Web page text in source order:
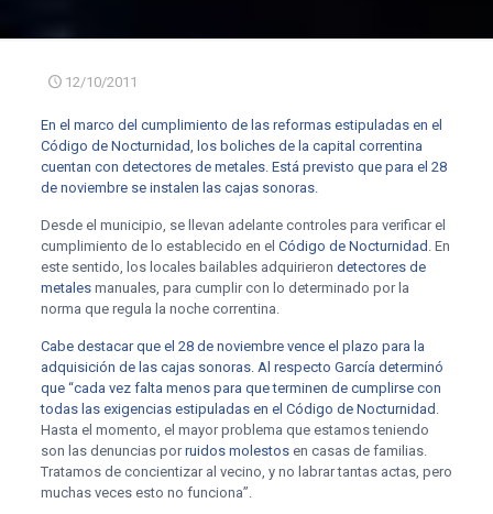
12/10/2011
En el marco del cumplimiento de las reformas estipuladas en el
Código de Nocturnidad, los boliches de la capital correntina
cuentan con detectores de metales. Está previsto que para el 28
de noviembre se instalen las cajas sonoras.
Desde el municipio, se llevan adelante controles para verificar el
cumplimiento de lo establecido en el Código de Nocturnidad . En
este sentido, los locales bailables adquirieron detectores de
metalesmanuales, para cumplir con lo determinado por la
norma que regula la noche correntina.
Cabe destacar que el 28 de noviembre vence el plazo para la
adquisición de las cajas sonoras. Al respecto García determinó
que “cada vez falta menos para que terminen de cumplirse con
todas las exigencias estipuladas en el Código de Nocturnidad .
Hasta el momento, el mayor problema que estamos teniendo
son las denuncias porruidos molestosen casas de familias.
Tratamos de concientizar al vecino, y no labrar tantas actas, pero
muchas veces esto no funciona”.